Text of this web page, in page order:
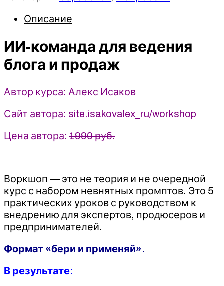
для
блога
и
продаж
Алекс
(2026)
Описание
ИИ-команда для ведения
блога и продаж
Автор курса: Алекс Исаков
Сайт автора: site.isakovalex_ru/workshop
Цена автора: 1990 руб.
Воркшоп — это не теория и не очередной
курс с набором невнятных промптов. Это 5
практических уроков с руководством к
внедрению для экспертов, продюсеров и
предпринимателей.
Формат «бери и применяй».
В результате: